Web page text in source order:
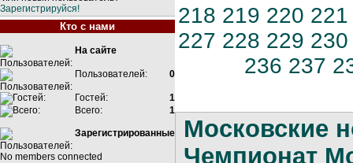
Зарегистрируйся!
Кто с нами
На сайте
Пользователей: 0
Гостей:
1
Всего:
1
Зарегистрированные
No members connected
218 219 220 221
227 228 229 230
236 237
Московские
Чемпионат